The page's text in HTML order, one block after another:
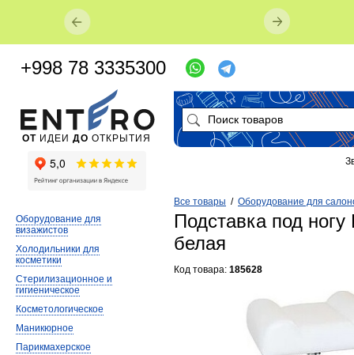
Все товары / Оборудование для
Подставка под
белая
Код товара: 185628
Оборудование для
визажистов
Холодильники для
косметики
Стерилизационное и
гигиеническое
Косметологическое
Маникюрное
Парикмахерское
ОТ ИДЕИ ДО ОТКРЫТИЯ
+998 78 3335300